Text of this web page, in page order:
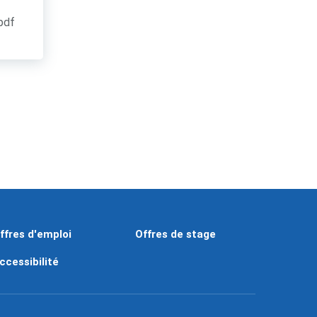
d'emploi Offres de stage